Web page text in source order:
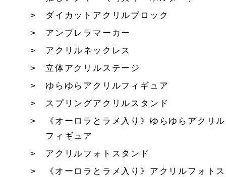
ダイカットアクリルブロック
アンブレラマーカー
アクリルネックレス
立体アクリルステージ
ゆらゆらアクリルフィギュア
スプリングアクリルスタンド
《オーロラとラメ入り》ゆらゆらアクリル
フィギュア
アクリルフォトスタンド
《オーロラとラメ入り》アクリルフォトス